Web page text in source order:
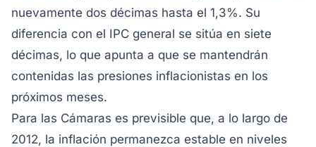
nuevamente dos décimas hasta el 1,3%. Su
diferencia con el IPC general se sitúa en siete
décimas, lo que apunta a que se mantendrán
contenidas las presiones inflacionistas en los
próximos meses.
Para las Cámaras es previsible que, a lo largo de
2012, la inflación permanezca estable en niveles